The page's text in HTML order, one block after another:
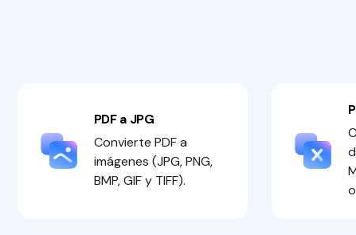
PDF a JPG
Convierte PDF a
imágenes (JPG, PNG,
BMP, GIF y TIFF).